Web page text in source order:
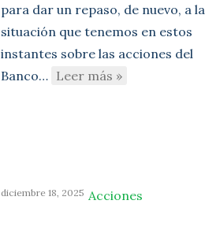
para dar un repaso, de nuevo, a la
situación que tenemos en estos
instantes sobre las acciones del
Banco… Leer más »
diciembre 18, 2025 Acciones